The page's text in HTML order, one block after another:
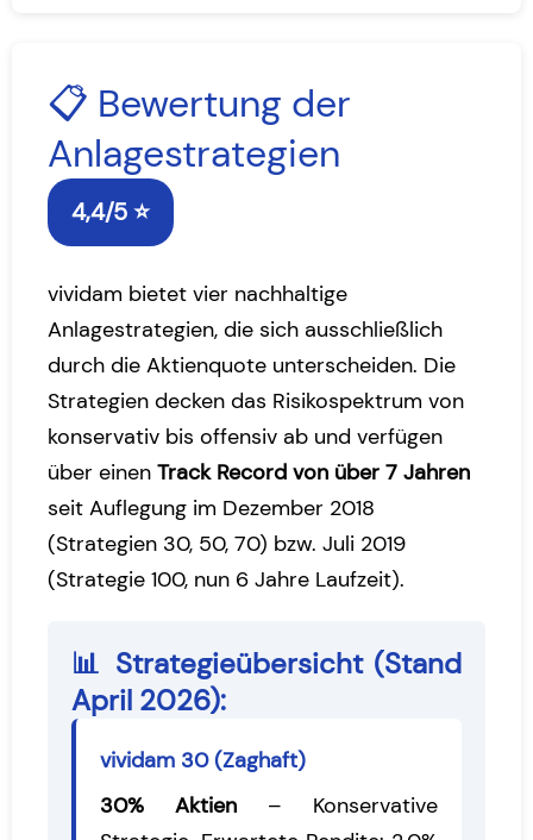
📋 Bewertung der
Anlagestrategien
4,4/5 ⭐
vividam bietet vier nachhaltige
Anlagestrategien, die sich ausschließlich
durch die Aktienquote unterscheiden. Die
Strategien decken das Risikospektrum von
konservativ bis offensiv ab und verfügen
über einen Track Record von über 7 Jahren
seit Auflegung im Dezember 2018
(Strategien 30, 50, 70) bzw. Juli 2019
(Strategie 100, nun 6 Jahre Laufzeit).
📊 Strategieübersicht (Stand
April 2026):
vividam 30 (Zaghaft)
30% Aktien – Konservative